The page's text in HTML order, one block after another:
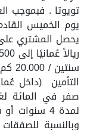
تويوتا . فبموجب
التأمين (داخل